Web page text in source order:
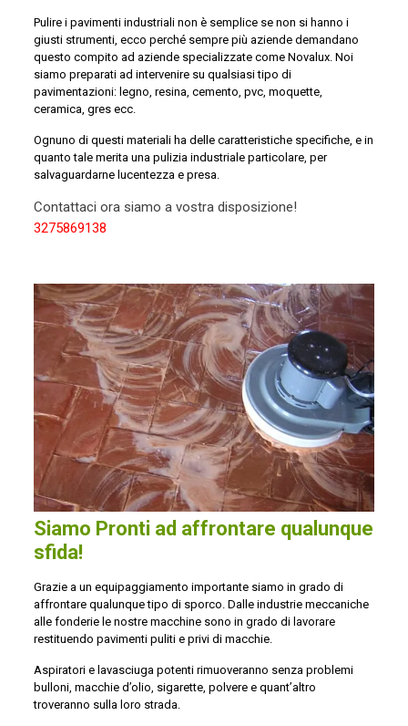
Pulire i pavimenti industriali non è semplice se non si hanno i
giusti strumenti, ecco perché sempre più aziende demandano
questo compito ad aziende specializzate come Novalux. Noi
siamo preparati ad intervenire su qualsiasi tipo di
pavimentazioni: legno, resina, cemento, pvc, moquette,
ceramica, gres ecc.
Ognuno di questi materiali ha delle caratteristiche specifiche, e in
quanto tale merita una pulizia industriale particolare, per
salvaguardarne lucentezza e presa.
Contattaci ora siamo a vostra disposizione!
3275869138
Siamo Pronti ad affrontare qualunque
sfida!
Grazie a un equipaggiamento importante siamo in grado di
affrontare qualunque tipo di sporco. Dalle industrie meccaniche
alle fonderie le nostre macchine sono in grado di lavorare
restituendo pavimenti puliti e privi di macchie.
Aspiratori e lavasciuga potenti rimuoveranno senza problemi
bulloni, macchie d’olio, sigarette, polvere e quant’altro
troveranno sulla loro strada.